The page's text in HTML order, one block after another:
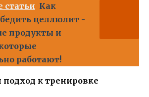
статьи Как
целлюлит -
продукты и
работают!
к тренировке